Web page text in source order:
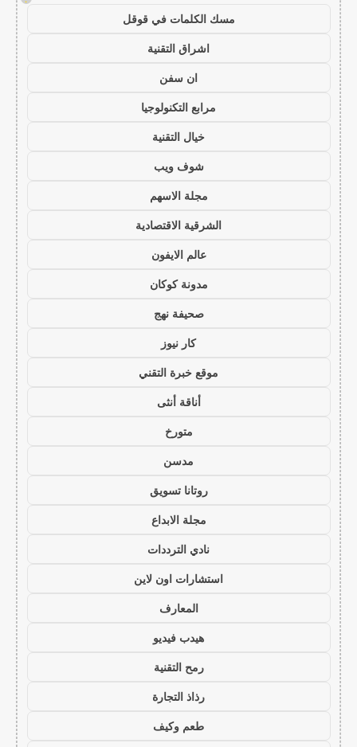
مسك الكلمات في قوقل
اشراق التقنية
ان سفن
مرابع التكنولوجيا
خيال التقنية
شوف ويب
مجلة الاسهم
الشرقية الاقتصادية
عالم الايفون
مدونة كوكان
صحيفة نهج
كار نيوز
موقع خبرة التقني
أناقة أنثى
متورخ
مدسن
روتانا تسويق
مجلة الابداع
نادي الترددات
استشارات اون لاين
المعارف
هيدب فيديو
رمح التقنية
رذاذ التجارة
طعم وكيف